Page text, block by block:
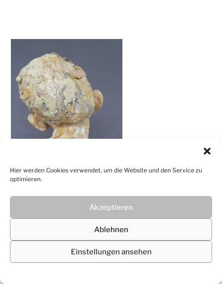
Hier werden Cookies verwendet, um die Website und den Service zu
optimieren.
Akzeptieren
Ablehnen
Einstellungen ansehen
Christiane
Lüdtke
© 2026Christiane Lüdtke